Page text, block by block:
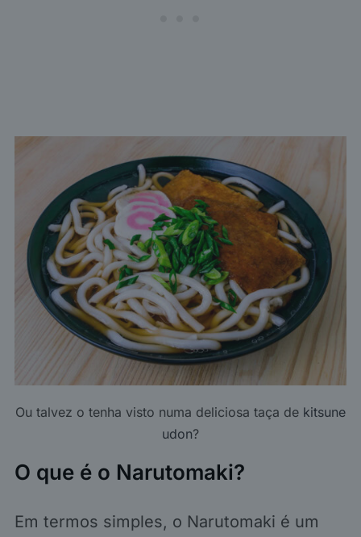
Ou talvez o tenha visto numa deliciosa taça de kitsune
udon?
O que é o Narutomaki?
Em termos simples, o Narutomaki é um